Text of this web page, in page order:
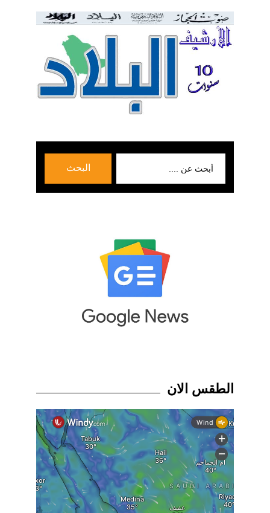
البحث
الطقس الان